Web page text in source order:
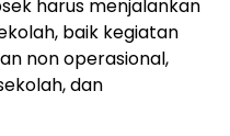
harus menjalankan
baik kegiatan
non operasional,
dan